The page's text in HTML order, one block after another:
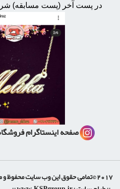
در پست آخر (پست مسابقه)
صفحه اینستاگرام
2017 ©تمامی حقوق این وب سایت محفوظ و متعلق به شیراز ژانومه می باشد.